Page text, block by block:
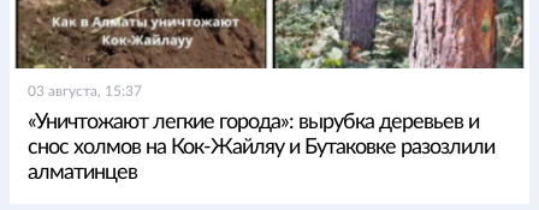
03 августа, 15:37
«Уничтожают легкие города»: вырубка деревьев и
снос холмов на Кок-Жайляу и Бутаковке разозлили
алматинцев